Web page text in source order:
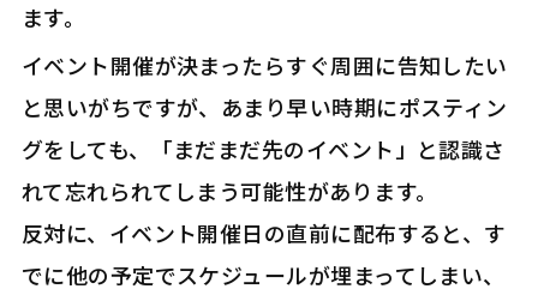
ます。
イベント開催が決まったらすぐ周囲に告知したい
と思いがちですが、あまり早い時期にポスティン
グをしても、「まだまだ先のイベント」と認識さ
れて忘れられてしまう可能性があります。
反対に、イベント開催日の直前に配布すると、す
でに他の予定でスケジュールが埋まってしまい、